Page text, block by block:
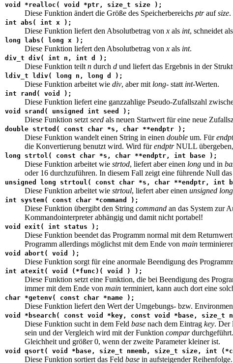
void *realloc( void *ptr, size_t size );
Diese Funktion ändert die Größe des Speicherbereichs ptraufsize.
int abs( int x );
Diese Funktion liefert den Absolutbetrag von x als int, schneidet
long labs( long x );
Diese Funktion liefert den Absolutbetrag von x als int.
div_t div( int n, int d );
Diese Funktion teilt n durch d und liefert das Ergebnis in der
ldiv_t ldiv( long n, long d );
Diese Funktion arbeitet wie div, aber mit long- statt int-Werten.
int rand( void );
Diese Funktion liefert eine ganzzahlige Pseudo-Zufallszahl
void srand( unsigned int seed );
Diese Funktion setzt seed als neuen Startwert für eine neue
double strtod( const char *s, char **endptr );
Diese Funktion wandelt einen String in einen double um. Für
die Konvertierung benutzt wird. Wird fürendptrNULL
long strtol( const char *s, char **endptr, int base );
Diese Funktion arbeitet wie strtod, liefert aber einen long und in
oder 16 durchzuführen. In diesem Fall zeigt eine führende Null
unsigned long strtoul( const char *s, char **endptr, int
Diese Funktion arbeitet wie strtoul, liefert aber einen unsigned long
int system( const char *command );
Diese Funktion übergibt den String command an das System zur
Kommandointerpreter abhängig und damit nicht portabel!
void exit( int status );
Diese Funktion beendet das Programm normal mit dem Returnwert
Programm allerdings möglichst mit dem Ende von main
void abort( void );
Diese Funktion sorgt für eine anormale Beendigung des
int atexit( void (*func)( void ) );
Diese Funktion setzt eine Funktion, die bei Beendigung des
immer mit dem Ende von main terminiert, kann auch dort eine
char *getenv( const char *name );
Diese Funktion liefert den Wert der Umgebungs- bzw.
void *bsearch( const void *key, const void *base, size_t
Diese Funktion sucht in dem Feld base nach dem Eintrag key. Der
sein und der Vergleich wird mit der Funktion compar
Gleichheit und größer 0, wenn der zweite Parameter kleiner ist.
void qsort( void *base, size_t nmemb, size_t size, int
Diese Funktion sortiert das Feld base in aufsteigender